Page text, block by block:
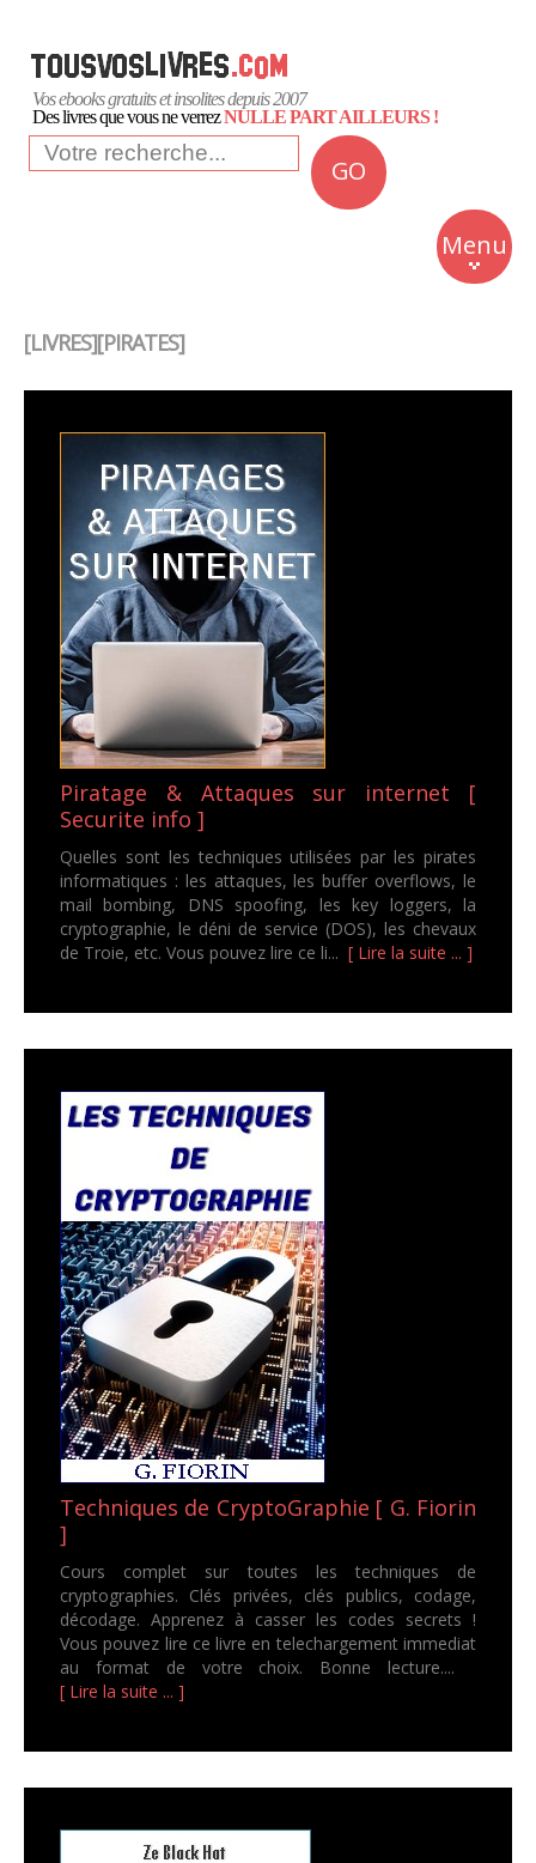
Vos ebooks gratuits et insolites depuis 2007
Des livres que vous ne verrezNULLE PART AILLEURS !
GO
Menu
Insolite
Business
[LIVRES][PIRATES]
Piratage & Attaques sur internet [
Securite info ]
Quelles sont les techniques utilisées par les pirates
informatiques : les attaques, les buffer overflows, le
mail bombing, DNS spoofing, les key loggers, la
cryptographie, le déni de service (DOS), les chevaux
de Troie, etc. Vous pouvez lire ce li... [ Lire la suite ... ]
Techniques de CryptoGraphie [ G. Fiorin
]
Cours complet sur toutes les techniques de
cryptographies. Clés privées, clés publics, codage,
décodage. Apprenez à casser les codes secrets !
Vous pouvez lire ce livre en telechargement immediat
au format de votre choix. Bonne lecture....
[ Lire la suite ... ]